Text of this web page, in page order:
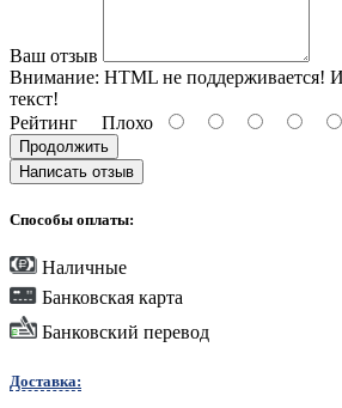
Ваш отзыв
Внимание: HTML не поддерживается!
текст!
Рейтинг Плохо
Продолжить
Написать отзыв
Способы оплаты:
Наличные
Банковская карта
Банковский перевод
Доставка: